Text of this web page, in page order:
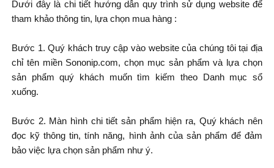
Dưới đây là chi tiết hướng dẫn quy trình sử dụng website để
tham khảo thông tin, lựa chọn mua hàng :
Bước 1. Quý khách truy cập vào website của chúng tôi tại địa
chỉ tên miền Sononip.com, chọn mục sản phẩm và lựa chọn
sản phẩm quý khách muốn tìm kiếm theo Danh mục sổ
xuống.
Bước 2. Màn hình chi tiết sản phẩm hiện ra, Quý khách nên
đọc kỹ thông tin, tính năng, hình ảnh của sản phẩm để đảm
bảo việc lựa chọn sản phẩm như ý.